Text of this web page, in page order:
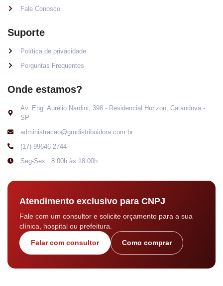
Fale Conosco
Suporte
Política de privacidade
Perguntas Frequentes
Onde estamos?
Av. Eng. Aurélio Nardini, 398 - Residencial Horizon, Catanduva -
SP
administracao@gmdistribuidora.com.br
(17) 99646-2744
Seg-Sex : 8:00h às 18:00h
Atendimento exclusivo para CNPJ
Fale com um consultor e solicite orçamento para a sua
clínica, hospital ou prefeitura.
Falar com consultor Como comprar